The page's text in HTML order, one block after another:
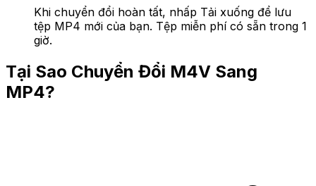
Khi chuyển đổi hoàn tất, nhấp Tải xuống để lưu
tệp MP4 mới của bạn. Tệp miễn phí có sẵn trong 1
giờ.
Tại Sao Chuyển Đổi M4V Sang
MP4?